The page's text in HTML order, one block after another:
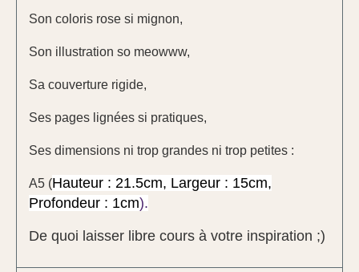
Son coloris rose si mignon,
Son illustration so meowww,
Sa couverture rigide,
Ses pages lignées si pratiques,
Ses dimensions ni trop grandes ni trop petites :
A5 (Hauteur : 21.5cm, Largeur : 15cm,
Profondeur : 1cm).
De quoi laisser libre cours à votre inspiration ;)